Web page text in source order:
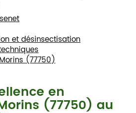
et désinsectisation
(77750)
en
(77750) au